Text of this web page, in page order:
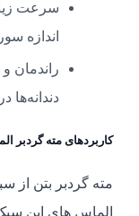
سرعت
اندازه
راندمان
دندانه‌ها
کاربردهای مته گردبر
مته گردبر بتن از
الماس های این